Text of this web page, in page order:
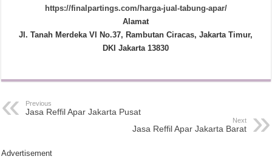
https://finalpartings.com/harga-jual-tabung-apar/
Alamat
Jl. Tanah Merdeka VI No.37, Rambutan Ciracas, Jakarta Timur,
DKI Jakarta 13830
Previous
Jasa Reffil Apar Jakarta Pusat
Next
Jasa Reffil Apar Jakarta Barat
Advertisement